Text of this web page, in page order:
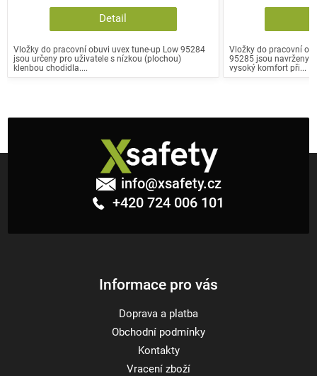
Detail
Vložky do pracovní obuvi uvex tune-up Low 95284
jsou určeny pro uživatele s nízkou (plochou)
klenbou chodidla....
Vložky do pracovní
95285 jsou navrženy
vysoký komfort při...
info@xsafety.cz
+420 724 006 101
Informace pro vás
Doprava a platba
Obchodní podmínky
Kontakty
Vracení zboží